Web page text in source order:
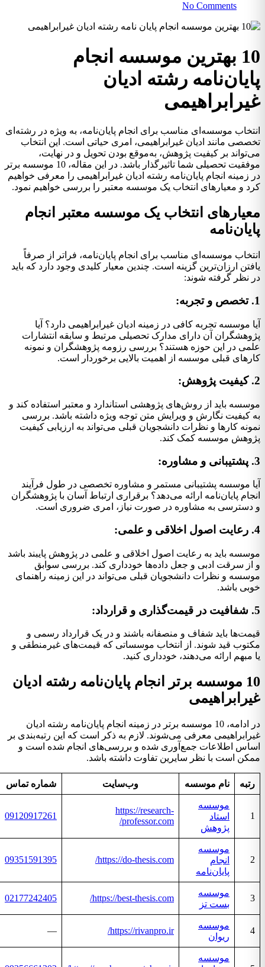
No Comments
10 بهترین موسسه انجام
پایان‌نامه رشته ادیان
غیرابراهیمی
انتخاب موسسه‌ای مناسب برای انجام پایان‌نامه، به ویژه در رشته‌ای
تخصصی مانند ادیان غیرابراهیمی، امری حیاتی است. این انتخاب
می‌تواند بر کیفیت پژوهش، به‌موقع بودن تحویل و در نهایت،
موفقیت تحصیلی شما تاثیرگذار باشد. در این مقاله، 10 موسسه برتر
در زمینه انجام پایان‌نامه رشته ادیان غیرابراهیمی را معرفی خواهیم
کرد و معیارهای انتخاب یک موسسه معتبر را بررسی خواهیم نمود.
معیارهای انتخاب یک موسسه معتبر انجام
پایان‌نامه
انتخاب موسسه‌ای مناسب برای انجام پایان‌نامه، فراتر از صرفاً
یافتن ارزان‌ترین گزینه است. چندین معیار کلیدی وجود دارد که باید
در نظر گرفته شوند:
1. تخصص و تجربه:
آیا موسسه تجربه کافی در زمینه ادیان غیرابراهیمی دارد؟ آیا
پژوهشگران آن دارای مدارک تحصیلی مرتبط و سابقه انتشارات
علمی در این حوزه هستند؟ بررسی رزومه پژوهشگران و نمونه
کارهای قبلی موسسه از اهمیت بالایی برخوردار است.
2. کیفیت پژوهش:
موسسه باید از روش‌های پژوهشی استاندارد و معتبر استفاده کند و
به کیفیت نگارش و ویرایش متن توجه ویژه داشته باشد. بررسی
نمونه کارها و نظرات دانشجویان قبلی می‌تواند به ارزیابی کیفیت
پژوهش موسسه کمک کند.
3. پشتیبانی و مشاوره:
آیا موسسه پشتیبانی مستمر و مشاوره تخصصی در طول فرآیند
انجام پایان‌نامه ارائه می‌دهد؟ برقراری ارتباط آسان با پژوهشگران
و دسترسی به مشاوره در صورت نیاز، امری ضروری است.
4. رعایت اصول اخلاقی و علمی:
موسسه باید به رعایت اصول اخلاقی و علمی در پژوهش پایبند باشد
و از سرقت ادبی و جعل داده‌ها خودداری کند. بررسی سوابق
موسسه و نظرات دانشجویان قبلی می‌تواند در این زمینه راهنمای
خوبی باشد.
5. شفافیت در قیمت‌گذاری و قرارداد:
قیمت‌ها باید شفاف و منصفانه باشند و در یک قرارداد رسمی و
مکتوب قید شوند. از انتخاب موسساتی که قیمت‌های غیرمنطقی و
یا مبهم ارائه می‌دهند، خودداری کنید.
10 موسسه برتر انجام پایان‌نامه رشته ادیان
غیرابراهیمی
در ادامه، 10 موسسه برتر در زمینه انجام پایان‌نامه رشته ادیان
غیرابراهیمی معرفی می‌شوند. لازم به ذکر است که این رتبه‌بندی بر
اساس اطلاعات جمع‌آوری شده و بررسی‌های انجام شده است و
ممکن است با نظر سایرین تفاوت داشته باشد.
رتبه نام موسسه وب‌سایت شماره تماس
1
موسسه
استاد
پژوهش
https://research-
professor.com/
09120917261
2
موسسه
انجام
پایان‌نامه
https://do-thesis.com/
09351591395
3
موسسه
بست تز
https://best-thesis.com/
02177242405
4
موسسه
ریوان
https://rivanpro.ir/
—
موسسه